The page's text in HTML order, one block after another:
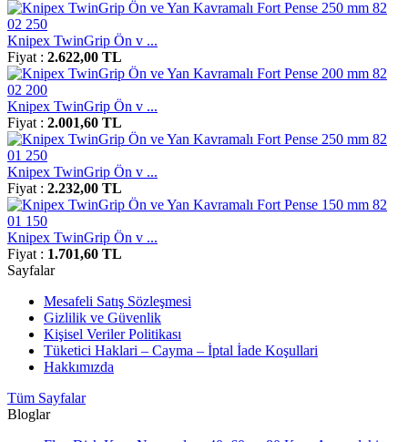
Knipex TwinGrip Ön v ...
Fiyat : 2.622,00 TL
Knipex TwinGrip Ön v ...
Fiyat : 2.001,60 TL
Knipex TwinGrip Ön v ...
Fiyat : 2.232,00 TL
Knipex TwinGrip Ön v ...
Fiyat : 1.701,60 TL
Sayfalar
Mesafeli Satış Sözleşmesi
Gizlilik ve Güvenlik
Kişisel Veriler Politikası
Tüketici Haklari – Cayma – İptal İade Koşullari
Hakkımızda
Tüm Sayfalar
Bloglar